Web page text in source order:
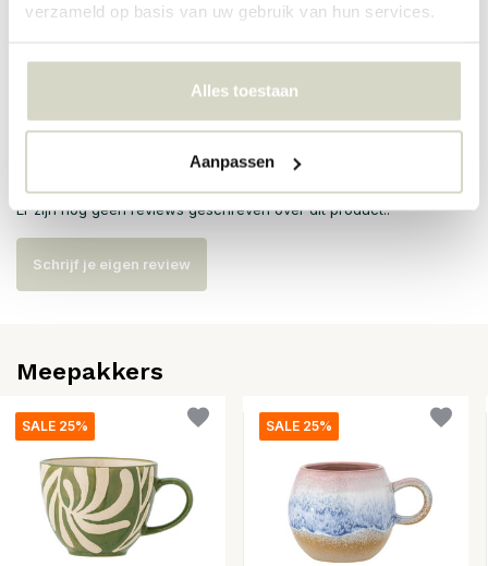
verzameld op basis van uw gebruik van hun services.
Alles toestaan
Aanpassen
SKU 82060875
Er zijn nog geen reviews geschreven over dit product..
Schrijf je eigen review
Meepakkers
SALE 25% SALE 25%